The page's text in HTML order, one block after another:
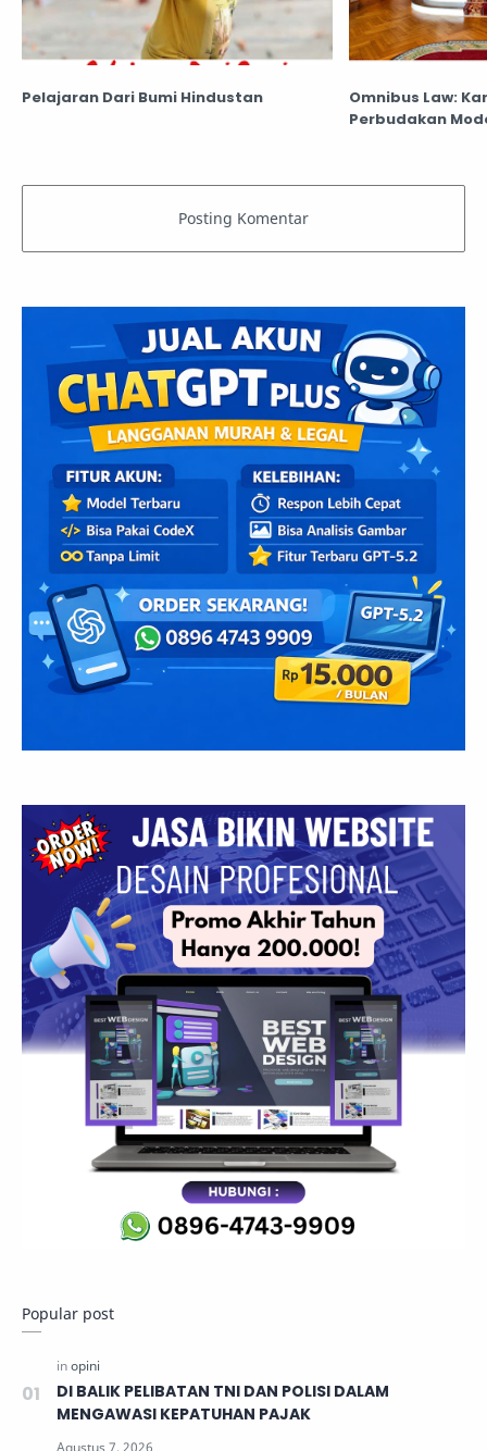
Pelajaran Dari Bumi Hindustan
Omnibus Law:
Perbudakan
Popular post
DI BALIK PELIBATAN TNI DAN POLISI DALAM
MENGAWASI KEPATUHAN PAJAK